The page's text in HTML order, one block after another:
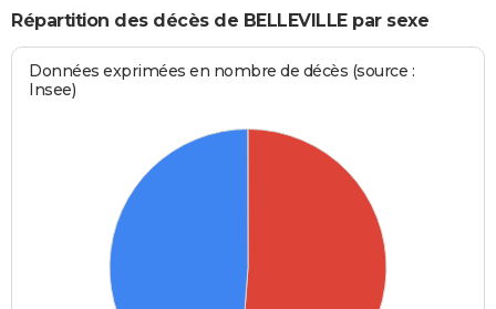
Répartition des décès de BELLEVILLE par sexe
Données exprimées en nombre de décès (source :
Insee)